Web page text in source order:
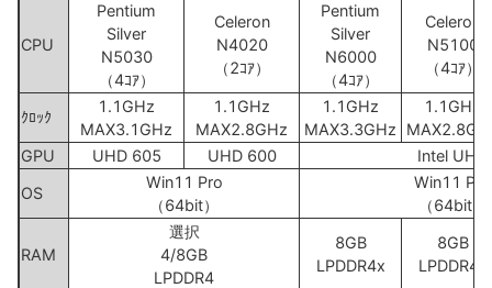
CPU
Pentium
Silver
N5030
（4ｺｱ）
Celeron
N4020
（2ｺｱ）
Pentium
Silver
N6000
（4ｺｱ）
Celeron
N5100
（4ｺｱ）
ｸﾛｯｸ
1.1GHz
MAX3.1GHz
1.1GHz
MAX2.8GHz
1.1GHz
MAX3.3GHz
1.1GHz
GPU
UHD 605 UHD 600
Intel UHD
OS
Win11 Pro
（64bit）
Win11 Pro
（64bit）
RAM
選択
4/8GB
LPDDR4
8GB
LPDDR4x
8GB
LPDDR4x